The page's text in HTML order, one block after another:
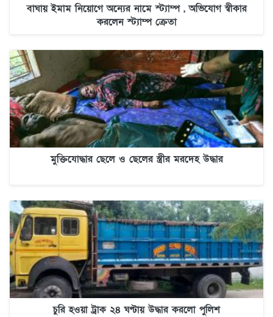
বাঘায় ইমাম নিয়োগে অন্যের নামে স্ট্যাম্প , অভিযোগ স্বীকার
করলেন স্ট্যাম্প ক্রেতা
মুক্তিযোদ্ধার ছেলে ও ছেলের স্ত্রীর মরদেহ উদ্ধার
চুরি হওয়া ট্রাক ২৪ ঘণ্টায় উদ্ধার করলো পুলিশ